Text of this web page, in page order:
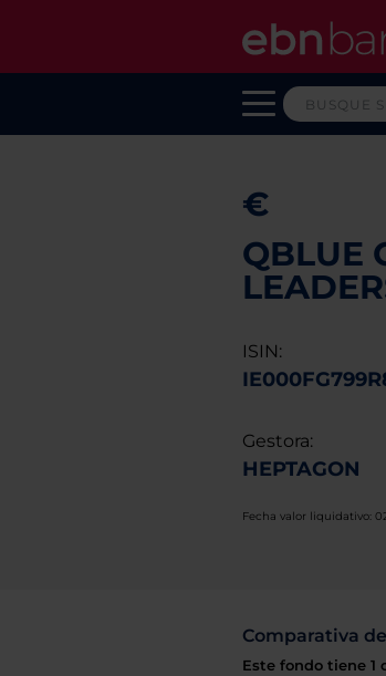
€
QBLUE
ISIN:
Gestora:
HEPTAGON
Fecha valor liquidativo:
Comparativa
Este fondo tiene 1